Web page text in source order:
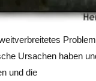
Ursachen haben
und die